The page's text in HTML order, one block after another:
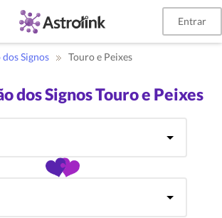
Entrar
Signos Touro e Peixes
dos Signos Touro e Peixes